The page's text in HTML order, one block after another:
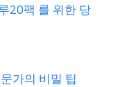
20팩 를 위한 당
가의 비밀 팁